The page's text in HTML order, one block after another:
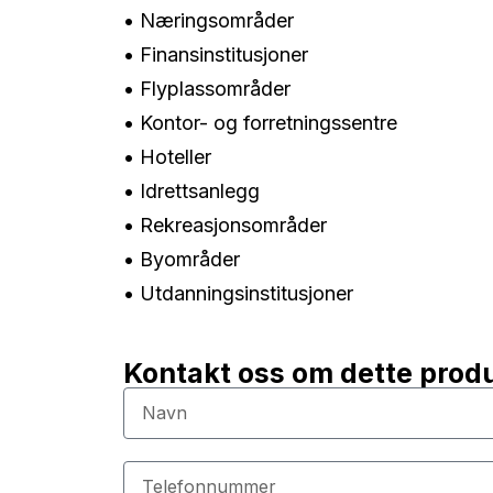
• Næringsområder
• Finansinstitusjoner
• Flyplassområder
• Kontor- og forretningssentre
• Hoteller
• Idrettsanlegg
• Rekreasjonsområder
• Byområder
• Utdanningsinstitusjoner
Kontakt oss om dette